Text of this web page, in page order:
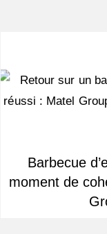
Barbecue
moment de